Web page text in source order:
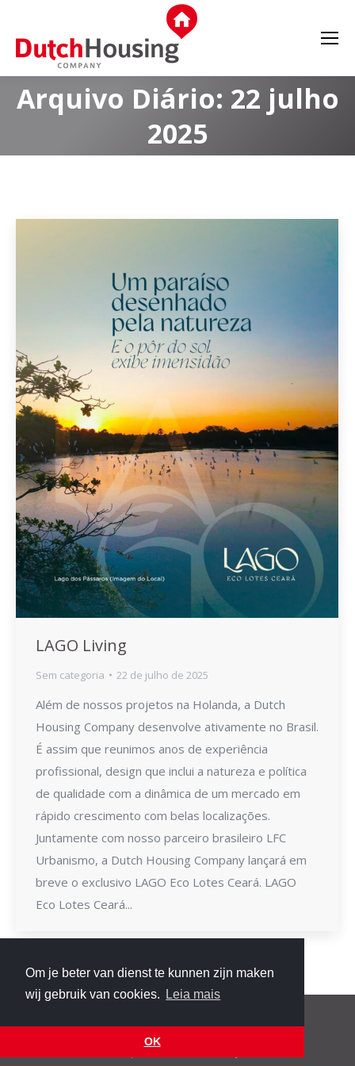
Om je beter van dienst te kunnen zijn maken
wij gebruik van cookies.
Leia mais
OK
Arquivo Diário: 22 julho
2025
LAGO Living
Sem categoria 22 de julho de 2025
Além de nossos projetos na Holanda, a Dutch
Housing Company desenvolve ativamente no Brasil.
É assim que reunimos anos de experiência
profissional, design que inclui a natureza e política
de qualidade com a dinâmica de um mercado em
rápido crescimento com belas localizações.
Juntamente com nosso parceiro brasileiro LFC
Urbanismo, a Dutch Housing Company lançará em
breve o exclusivo LAGO Eco Lotes Ceará. LAGO
Eco Lotes Ceará...
site porCieremansVanReijn